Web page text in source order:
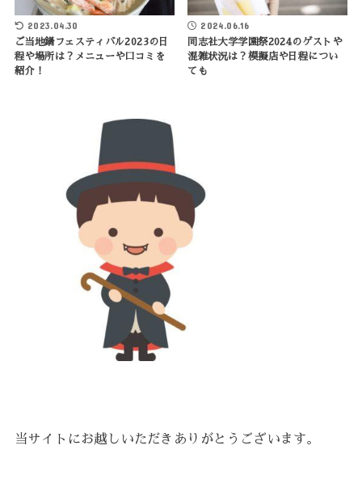
2023.04.30
ご当地鍋フェスティバル2023の日
程や場所は？メニューや口コミを
紹介！
2024.06.16
同志社大学学園祭2024のゲストや
混雑状況は？模擬店や日程につい
ても
当サイトにお越しいただきありがとうございます。